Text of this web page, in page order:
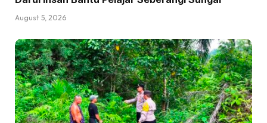
August 5, 2026